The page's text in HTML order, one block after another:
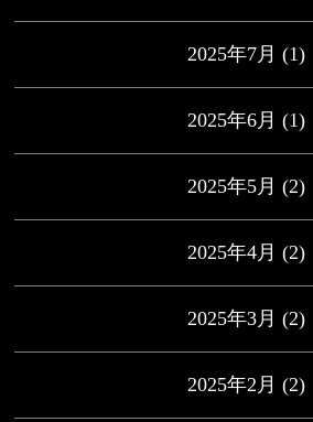
2025年7月 (1)
2025年6月 (1)
2025年5月 (2)
2025年4月 (2)
2025年3月 (2)
2025年2月 (2)